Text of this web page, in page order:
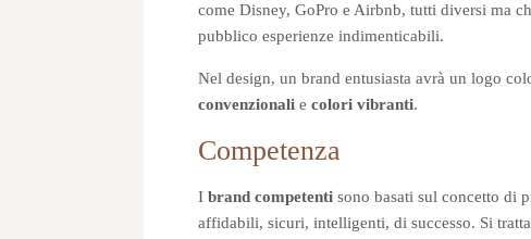
come Disney, GoPro e Airbnb, tutti diversi ma
pubblico esperienze indimenticabili.
Nel design, un brand entusiasta avrà un logo
convenzionali e colori vibranti.
Competenza
I brand competenti sono basati sul concetto di
affidabili, sicuri, intelligenti, di successo. Si